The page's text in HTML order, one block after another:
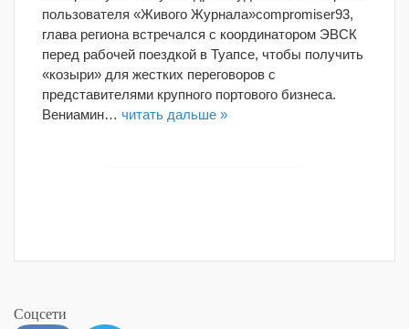
пользователя «Живого Журнала»compromiser93,
глава региона встречался с координатором ЭВСК
перед рабочей поездкой в Туапсе, чтобы получить
«козыри» для жестких переговоров с
представителями крупного портового бизнеса.
Вениамин… читать дальше »
Соцсети